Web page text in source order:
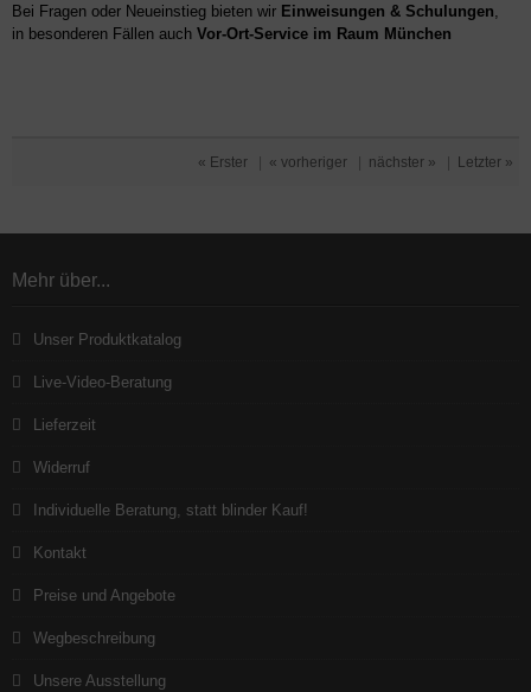
Bei Fragen oder Neueinstieg bieten wir Einweisungen & Schulungen,
in besonderen Fällen auch Vor-Ort-Service im Raum München
« Erster « vorheriger nächster » Letzter »
Mehr über...
Unser Produktkatalog
Live-Video-Beratung
Lieferzeit
Widerruf
Individuelle Beratung, statt blinder Kauf!
Kontakt
Preise und Angebote
Wegbeschreibung
Unsere Ausstellung